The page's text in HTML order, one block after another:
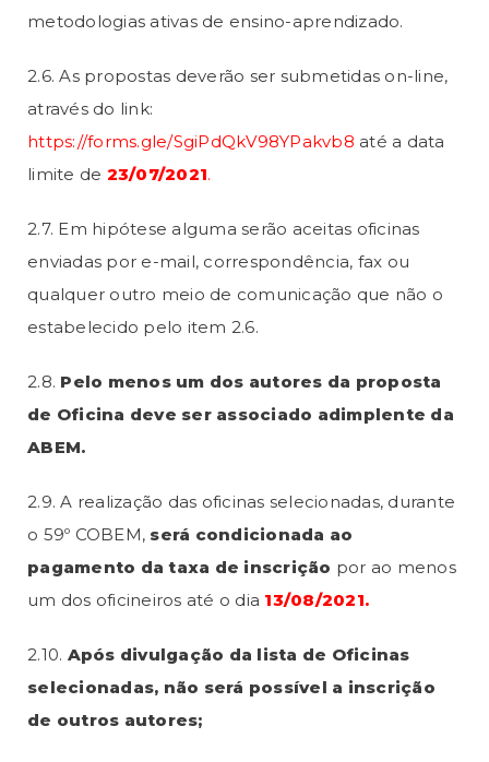
metodologias ativas de ensino-aprendizado.
2.6. As propostas deverão ser submetidas on-line,
através do link:
https://forms.gle/SgiPdQkV98YPakvb8 até a data
limite de 23/07/2021.
2.7. Em hipótese alguma serão aceitas oficinas
enviadas por e-mail, correspondência, fax ou
qualquer outro meio de comunicação que não o
estabelecido pelo item 2.6.
2.8. Pelo menos um dos autores da proposta
de Oficina deve ser associado adimplente da
ABEM.
2.9. A realização das oficinas selecionadas, durante
o 59º COBEM, será condicionada ao
pagamento da taxa de inscrição por ao menos
um dos oficineiros até o dia 13/08/2021.
2.10. Após divulgação da lista de Oficinas
selecionadas, não será possível a inscrição
de outros autores;